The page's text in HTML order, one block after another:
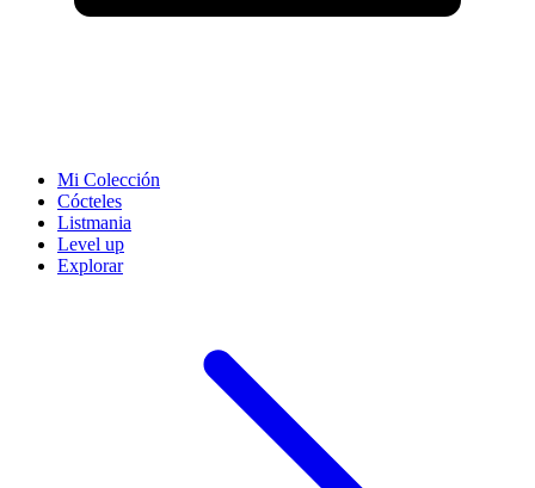
Mi Colección
Cócteles
Listmania
Level up
Explorar